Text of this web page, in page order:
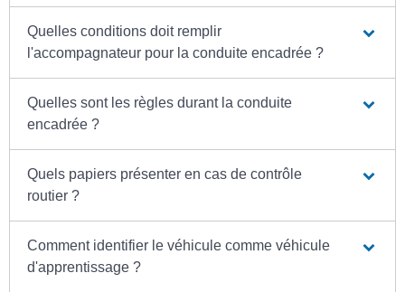
Quelles conditions doit remplir
l'accompagnateur pour la conduite encadrée ?
Quelles sont les règles durant la conduite
encadrée ?
Quels papiers présenter en cas de contrôle
routier ?
Comment identifier le véhicule comme véhicule
d'apprentissage ?